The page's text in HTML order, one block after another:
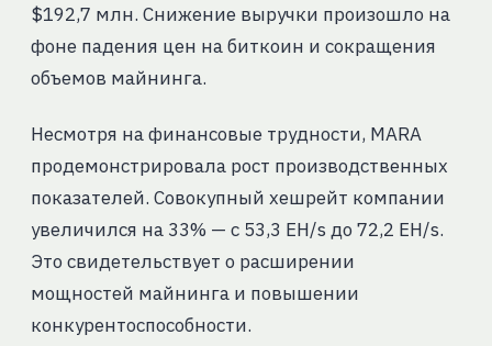
$192,7 млн. Снижение выручки произошло на
фоне падения цен на биткоин и сокращения
объемов майнинга.
Несмотря на финансовые трудности, MARA
продемонстрировала рост производственных
показателей. Совокупный хешрейт компании
увеличился на 33% — с 53,3 EH/s до 72,2 EH/s.
Это свидетельствует о расширении
мощностей майнинга и повышении
конкурентоспособности.